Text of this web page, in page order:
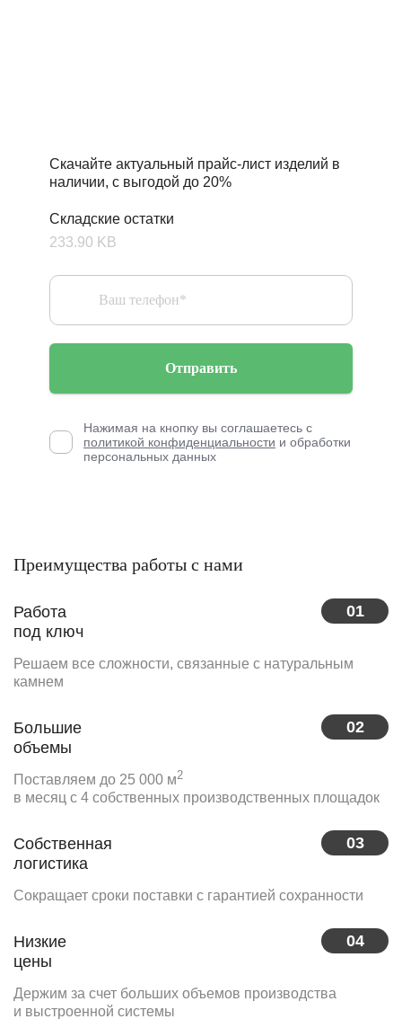
Скачайте актуальный прайс-лист изделий в
наличии, с выгодой до 20%
Складские остатки
233.90 KB
Отправить
Нажимая на кнопку вы соглашаетесь с
политикой конфиденциальности и обработки
персональных данных
Преимущества работы с нами
01
Работа
под ключ
Решаем все сложности, связанные с натуральным
камнем
02
Большие
объемы
Поставляем до 25 000 м2
в месяц с 4 собственных производственных площадок
03
Собственная
логистика
Сокращает сроки поставки с гарантией сохранности
04
Низкие
цены
Держим за счет больших объемов производства
и выстроенной системы